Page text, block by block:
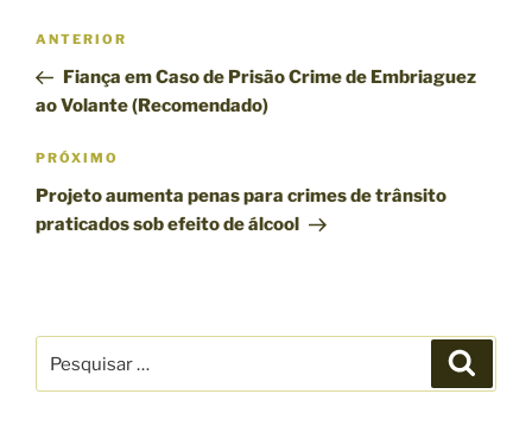
N
v
g
a
ç
P
P
o
s
a
n
ANTERIOR
Fiança em Caso de Prisão Crime de Embriaguez
ao Volante (Recomendado)
P
r
ó
o
o
PRÓXIMO
Projeto aumenta penas para crimes de trânsito
praticados sob efeito de álcool
s